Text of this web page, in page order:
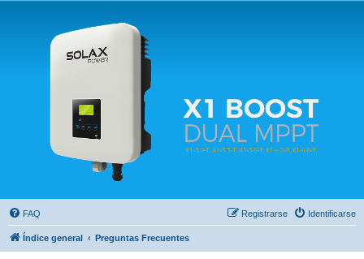
Solax FAQ
Lugar para intercambiar dudas sobre inversores solares Solax y temas relacionados.
FAQ Identificarse
Registrarse
Índice general Preguntas Frecuentes